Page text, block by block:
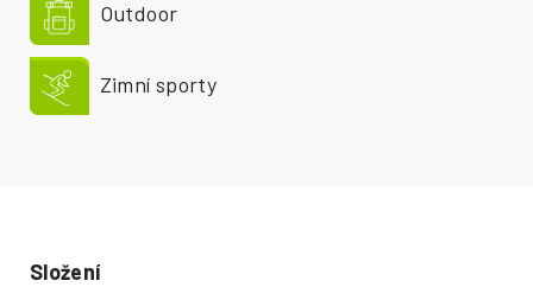
Složení
Outdoor
Zimní sporty